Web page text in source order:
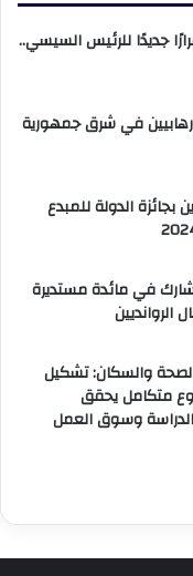
جديدًا للرئيس السيسي..
في شرق جمهورية
بجائزة الدولة للمبدع
في مائدة مستديرة
الصحة والسكان: تشكيل
متكامل يحقق
وسوق العمل